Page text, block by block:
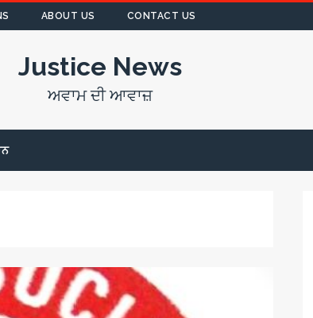
ABOUT US CONTACT US
Justice News
ਅਵਾਮ ਦੀ ਆਵਾਜ਼